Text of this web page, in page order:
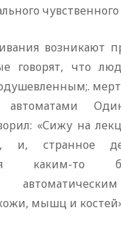
возникают
говорят, что
автоматами
«Сижу на
и, странное
каким-то
мышц и